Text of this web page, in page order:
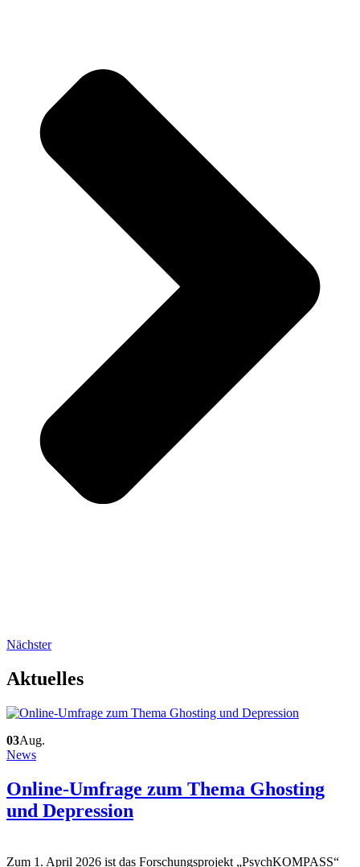
Nächster
Aktuelles
03Aug.
News
Online-Umfrage zum Thema Ghosting
und Depression
Zum 1. April 2026 ist das Forschungsprojekt „PsychKOMPASS“